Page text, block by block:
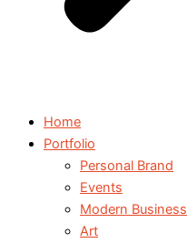
Home
Portfolio
Personal Brand
Events
Modern Business
Art